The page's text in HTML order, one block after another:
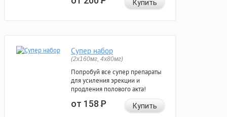
Купить
Супер набор
(2х160мг, 4х80мг)
Попробуй все супер препараты
для усиления эрекции и
продления полового акта!
от 158Р Купить